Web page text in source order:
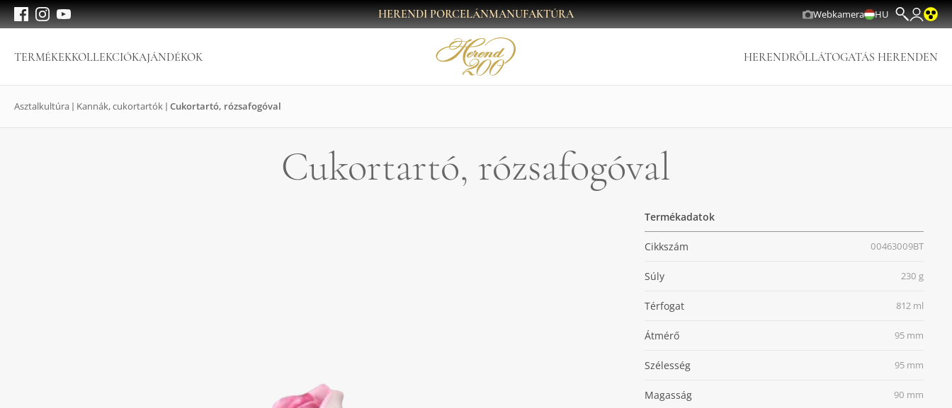
HERENDI PORCELÁNMANUFAKTÚRA Webkamera HU
TERMÉKEKKOLLEKCIÓKAJÁNDÉKOK HERENDRŐLLÁTOGATÁS HERENDEN
Asztalkultúra Kannák, cukortartók Cukortartó, rózsafogóval
Cukortartó, rózsafogóval
Termékadatok
Cikkszám 00463009BT
Súly 230 g
Térfogat 812 ml
Átmérő 95 mm
Szélesség 95 mm
Magasság 90 mm